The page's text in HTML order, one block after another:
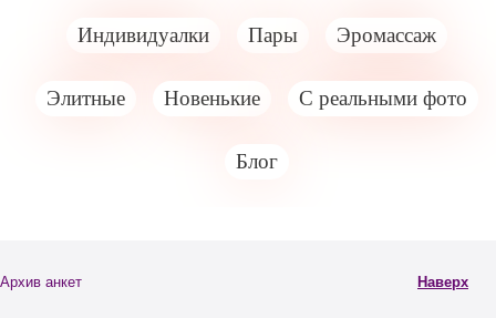
Индивидуалки Пары Эромассаж
Элитные Новенькие С реальными фото
Блог
Архив анкет Наверх